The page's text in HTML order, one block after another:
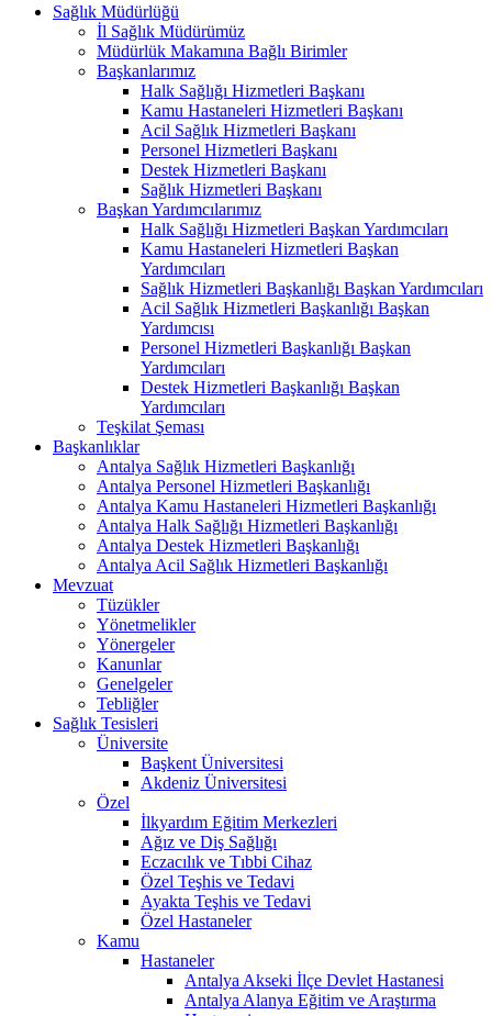
Sağlık Müdürlüğü
İl Sağlık Müdürümüz
Müdürlük Makamına Bağlı Birimler
Başkanlarımız
Halk Sağlığı Hizmetleri Başkanı
Kamu Hastaneleri Hizmetleri Başkanı
Acil Sağlık Hizmetleri Başkanı
Personel Hizmetleri Başkanı
Destek Hizmetleri Başkanı
Sağlık Hizmetleri Başkanı
Başkan Yardımcılarımız
Halk Sağlığı Hizmetleri Başkan Yardımcıları
Kamu Hastaneleri Hizmetleri Başkan
Yardımcıları
Sağlık Hizmetleri Başkanlığı Başkan Yardımcıları
Acil Sağlık Hizmetleri Başkanlığı Başkan
Yardımcısı
Personel Hizmetleri Başkanlığı Başkan
Yardımcıları
Destek Hizmetleri Başkanlığı Başkan
Yardımcıları
Teşkilat Şeması
Başkanlıklar
Antalya Sağlık Hizmetleri Başkanlığı
Antalya Personel Hizmetleri Başkanlığı
Antalya Kamu Hastaneleri Hizmetleri Başkanlığı
Antalya Halk Sağlığı Hizmetleri Başkanlığı
Antalya Destek Hizmetleri Başkanlığı
Antalya Acil Sağlık Hizmetleri Başkanlığı
Mevzuat
Tüzükler
Yönetmelikler
Yönergeler
Kanunlar
Genelgeler
Tebliğler
Sağlık Tesisleri
Üniversite
Başkent Üniversitesi
Akdeniz Üniversitesi
Özel
İlkyardım Eğitim Merkezleri
Ağız ve Diş Sağlığı
Eczacılık ve Tıbbi Cihaz
Özel Teşhis ve Tedavi
Ayakta Teşhis ve Tedavi
Özel Hastaneler
Kamu
Hastaneler
Antalya Akseki İlçe Devlet Hastanesi
Antalya Alanya Eğitim ve Araştırma